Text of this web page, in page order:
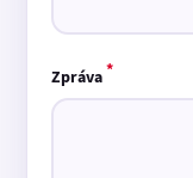
Zpráva*